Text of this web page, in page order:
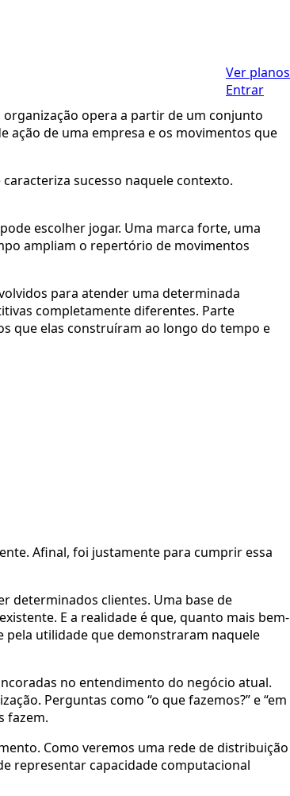
Ver planos
Entrar
organização opera a partir de um conjunto
ação de uma empresa e os movimentos que
sucesso naquele contexto.
escolher jogar. Uma marca forte, uma
ampliam o repertório de movimentos
para atender uma determinada
completamente diferentes. Parte
que elas construíram ao longo do tempo e
Afinal, foi justamente para cumprir essa
determinados clientes. Uma base de
E a realidade é que, quanto mais bem-
pela utilidade que demonstraram naquele
no entendimento do negócio atual.
Perguntas como “o que fazemos?” e “em
fazem.
Como veremos uma rede de distribuição
representar capacidade computacional